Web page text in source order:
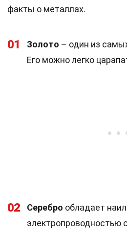
факты о металлах.
01 Золото – один из
Его можно легко
02 Серебро обладает
электропроводностью